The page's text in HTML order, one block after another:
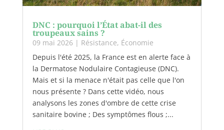
DNC : pourquoi l’État abat-il des
troupeaux sains ?
09 mai 2026| Résistance, Économie
Depuis l'été 2025, la France est en alerte face à
la Dermatose Nodulaire Contagieuse (DNC).
Mais et si la menace n'était pas celle que l'on
nous présente ? Dans cette vidéo, nous
analysons les zones d'ombre de cette crise
sanitaire bovine ; Des symptômes flous ;...